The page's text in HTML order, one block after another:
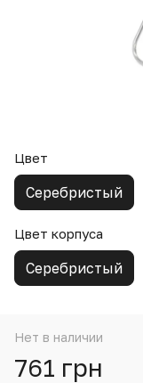
Цвет
Серебристый
Цвет корпуса
Серебристый
Нет в наличии
761 грн